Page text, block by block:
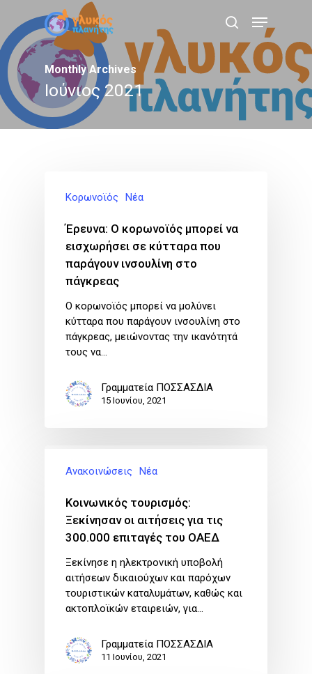
main
content
search
Menu
Monthly Archives
Ιούνιος 2021
Κορωνοϊός Νέα
Έρευνα: Ο κορωνοϊός μπορεί να
εισχωρήσει σε κύτταρα που
παράγουν ινσουλίνη στο
πάγκρεας
Ο κορωνοϊός μπορεί να μολύνει
κύτταρα που παράγουν ινσουλίνη στο
πάγκρεας, μειώνοντας την ικανότητά
τους να…
Γραμματεία ΠΟΣΣΑΣΔΙΑ
15 Ιουνίου, 2021
Ανακοινώσεις Νέα
Κοινωνικός τουρισμός:
Ξεκίνησαν οι αιτήσεις για τις
300.000 επιταγές του ΟΑΕΔ
Ξεκίνησε η ηλεκτρονική υποβολή
αιτήσεων δικαιούχων και παρόχων
τουριστικών καταλυμάτων, καθώς και
ακτοπλοϊκών εταιρειών, για…
Γραμματεία ΠΟΣΣΑΣΔΙΑ
11 Ιουνίου, 2021